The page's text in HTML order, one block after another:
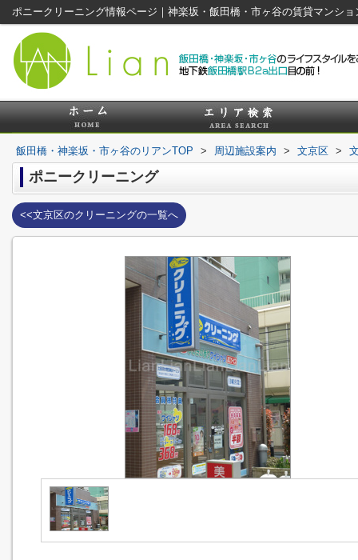
ポニークリーニング情報ページ｜神楽坂・飯田橋・市ヶ谷の賃貸マンショ
飯田橋・神楽坂・市ヶ谷のリアンTOP > 周辺施設案内 > 文京区 >
ポニークリーニング
<<文京区のクリーニングの一覧へ